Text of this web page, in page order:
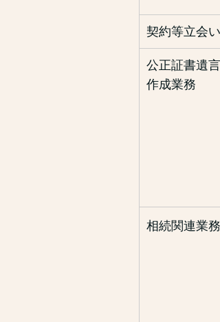
契約等立会い
公正証書遺
作成業務
相続関連業務